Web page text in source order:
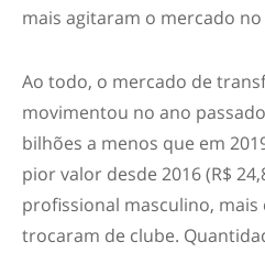
mais agitaram o mercado no
Ao todo, o mercado de
movimentou no ano
bilhões a menos que em
pior valor desde 2016 (R$
profissional masculino,
trocaram de clube.